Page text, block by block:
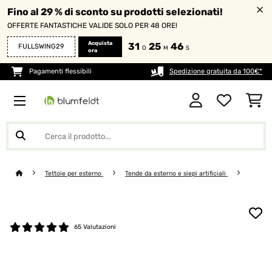
Fino al 29 % di sconto su prodotti selezionati!
OFFERTE FANTASTICHE VALIDE SOLO PER 48 ORE!
FULLSWING29
Acquista
ora
31 O 25 M 46 S
Pagamenti flessibili Spedizione gratuita da 100€*
Tettoie per esterno Tende da esterno e siepi artificiali
65 Valutazioni